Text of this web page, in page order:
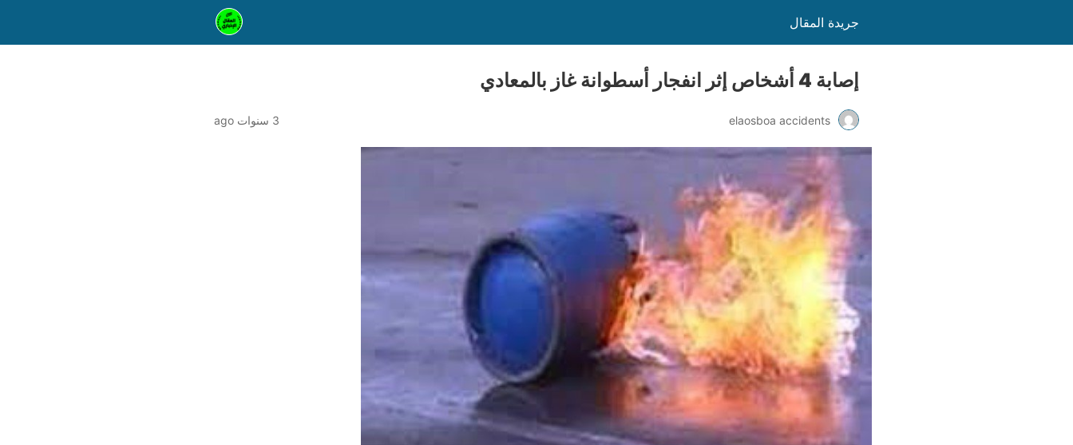
جريدة المقال
إصابة 4 أشخاص إثر انفجار أسطوانة غاز بالمعادي
elaosboa accidents 3 سنوات ago